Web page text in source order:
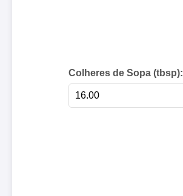
Colheres de Sopa (tbsp):